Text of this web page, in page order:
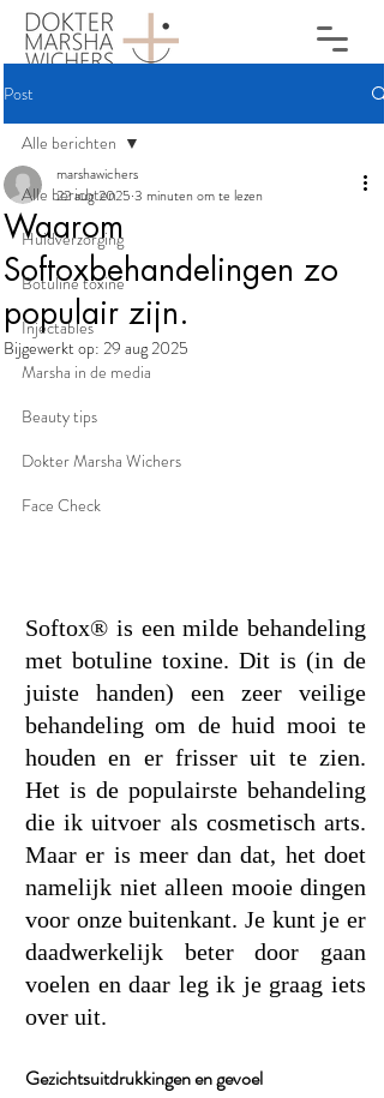
Post
Alle berichten
Huidverzorging
Botuline toxine
Injectables
Marsha in de media
Beauty tips
Dokter Marsha Wichers
Face Check
Alle berichten
Waarom
Softoxbehandelingen zo
populair zijn.
marshawichers
22 aug 2025 3 minuten om te lezen
Bijgewerkt op: 29 aug 2025
Softox® is een milde behandeling
met botuline toxine. Dit is (in de
juiste handen) een zeer veilige
behandeling om de huid mooi te
houden en er frisser uit te zien.
Het is de populairste behandeling
die ik uitvoer als cosmetisch arts.
Maar er is meer dan dat, het doet
namelijk niet alleen mooie dingen
voor onze buitenkant. Je kunt je er
daadwerkelijk beter door gaan
voelen en daar leg ik je graag iets
over uit.
Gezichtsuitdrukkingen en gevoel